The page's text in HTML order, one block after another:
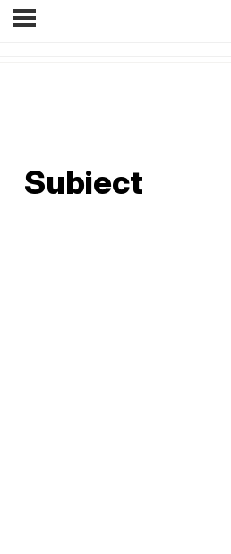
Subiect